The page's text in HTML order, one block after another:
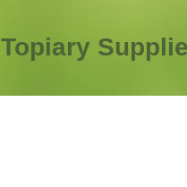
Topiary